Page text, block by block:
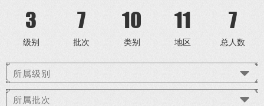
3
级别
7
批次
10
类别
11
地区
7
总人数
所属级别
所属批次